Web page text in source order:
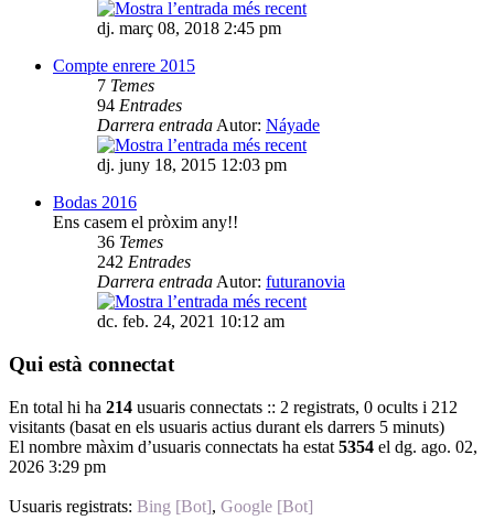
dj. març 08, 2018 2:45 pm
Compte enrere 2015
7 Temes
94 Entrades
Darrera entrada Autor: Náyade
dj. juny 18, 2015 12:03 pm
Bodas 2016
Ens casem el pròxim any!!
36 Temes
242 Entrades
Darrera entrada Autor: futuranovia
dc. feb. 24, 2021 10:12 am
Qui està connectat
En total hi ha 214 usuaris connectats :: 2 registrats, 0 ocults i 212
visitants (basat en els usuaris actius durant els darrers 5 minuts)
El nombre màxim d’usuaris connectats ha estat 5354 el dg. ago. 02,
2026 3:29 pm
Usuaris registrats: Bing [Bot], Google [Bot]